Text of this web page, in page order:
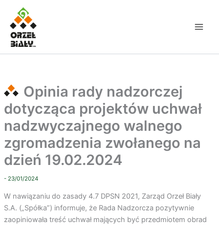
Przejdź
treści
Opinia rady nadzorczej
dotycząca projektów uchwał
nadzwyczajnego walnego
zgromadzenia zwołanego na
dzień 19.02.2024
- 23/01/2024
W nawiązaniu do zasady 4.7 DPSN 2021, Zarząd Orzeł Biały
S.A. („Spółka”) informuje, że Rada Nadzorcza pozytywnie
zaopiniowała treść uchwał mających być przedmiotem obrad